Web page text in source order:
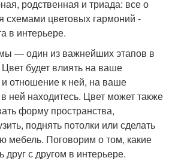
родственная и триада: все о
схемами цветовых гармоний -
в интерьере.
— один из важнейших этапов в
будет влиять на ваше
отношение к ней, на ваше
ней находитесь. Цвет может также
форму пространства,
поднять потолки или сделать
мебель. Поговорим о том, какие
друг с другом в интерьере.